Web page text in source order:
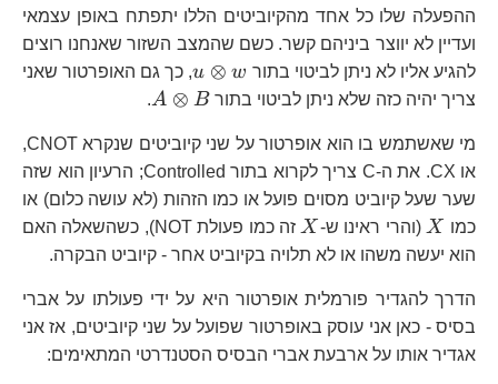
ההפעלה שלו כל אחד מהקיוביטים הללו יתפתח באופן עצמאי
ועדיין לא יווצר ביניהם קשר. כשם שהמצב השזור שאנחנו רוצים
להגיע אליו לא ניתן לביטוי בתור
u\otimes
w
u ⊗ w
, כך גם האופרטור שאני
צריך יהיה כזה שלא ניתן לביטוי בתור
A\otimes
A ⊗ B
.
מי שאשתמש בו הוא אופרטור על שני קיוביטים שנקרא CNOT,
או CX. את ה-C צריך לקרוא בתור Controlled; הרעיון הוא שזה
שער שעל קיוביט מסוים פועל או כמו הזהות (לא עושה כלום) או
כמו
X X(והרי ראינו ש- X X
זה כמו פעולת NOT), כשהשאלה האם
הוא יעשה משהו או לא תלויה בקיוביט אחר - קיוביט הבקרה.
הדרך להגדיר פורמלית אופרטור היא על ידי פעולתו על אברי
בסיס - כאן אני עוסק באופרטור שפועל על שני קיוביטים, אז אני
אגדיר אותו על ארבעת אברי הבסיס הסטנדרטי המתאימים: